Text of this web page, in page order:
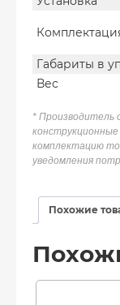
Габариты в
Вес
* Производитель
комплектацию
уведомления
Похожие